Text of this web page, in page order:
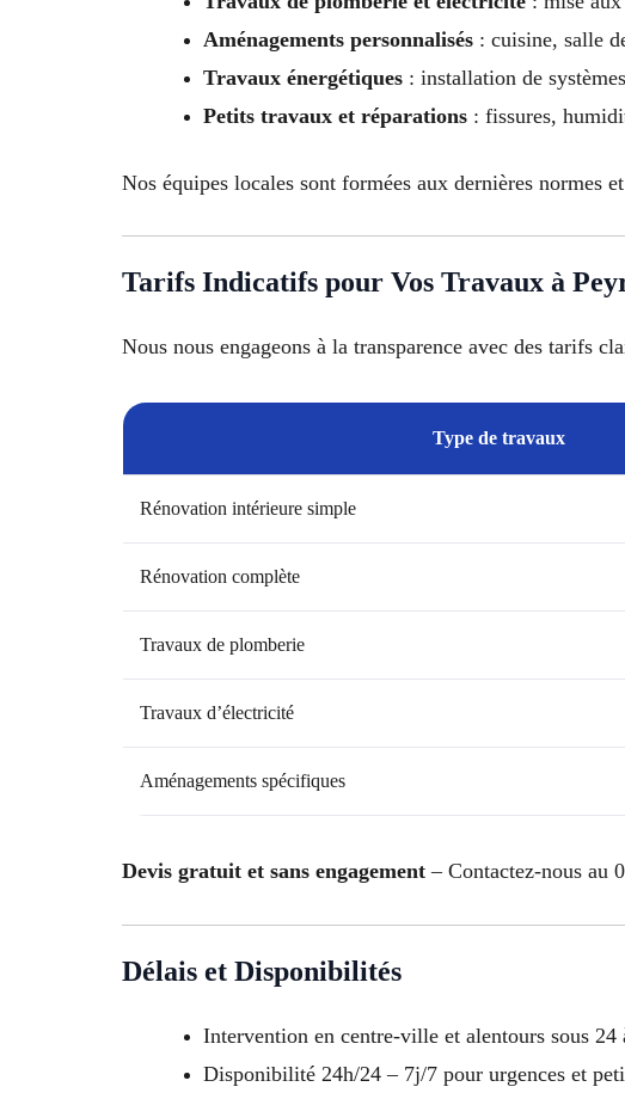
Aménagements personnalisés : cuisine, salle
Travaux énergétiques : installation de
Petits travaux et réparations : fissures,
Nos équipes locales sont formées aux dernières normes
Tarifs Indicatifs pour Vos Travaux à
Nous nous engageons à la transparence avec des tarifs
Type de travaux
Rénovation intérieure simple
Rénovation complète
Travaux de plomberie
Travaux d’électricité
Aménagements spécifiques
Devis gratuit et sans engagement – Contactez-nous au
Délais et Disponibilités
Intervention en centre-ville et alentours sous 24
Disponibilité 24h/24 – 7j/7 pour urgences et